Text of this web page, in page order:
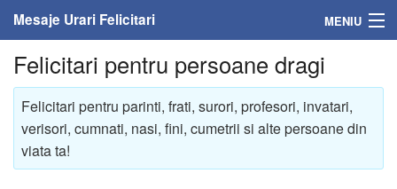
Mesaje Urari Felicitari MENIU
Home
Mesaje
Felicitari
Felicitari pentru persoane dragi
Felicitari pentru parinti, frati, surori, profesori, invatari,
verisori, cumnati, nasi, fini, cumetrii si alte persoane din
viata ta!